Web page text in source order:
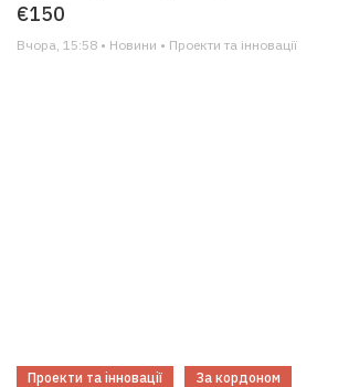
€150
Вчора, 15:58 • Новини • Проекти та інновації
Проекти та інновації За кордоном